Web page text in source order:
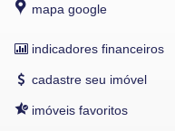
mapa google
indicadores financeiros
cadastre seu imóvel
imóveis favoritos